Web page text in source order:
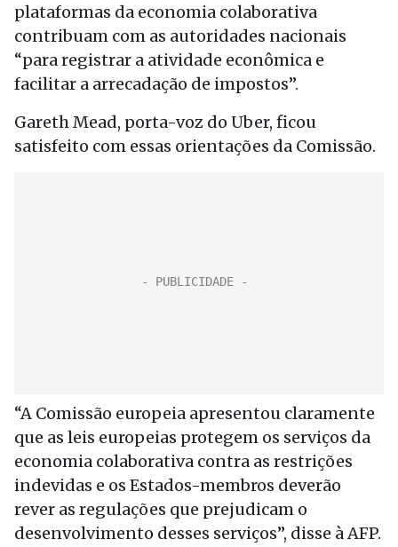
plataformas da economia colaborativa
contribuam com as autoridades nacionais
“para registrar a atividade econômica e
facilitar a arrecadação de impostos”.
Gareth Mead, porta-voz do Uber, ficou
satisfeito com essas orientações da Comissão.
“A Comissão europeia apresentou claramente
que as leis europeias protegem os serviços da
economia colaborativa contra as restrições
indevidas e os Estados-membros deverão
rever as regulações que prejudicam o
desenvolvimento desses serviços”, disse à AFP.